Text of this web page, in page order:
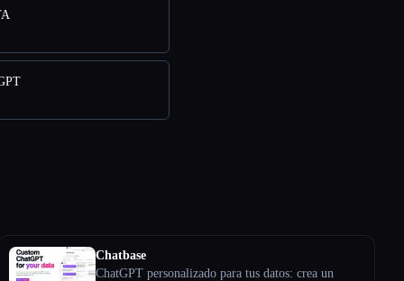
Chatbase
ChatGPT personalizado para tus datos: crea un